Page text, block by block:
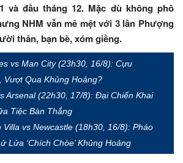
và đầu tháng 12. Mặc dù không phô
NHM vẫn mê mệt với 3 lần Phượng
thân, bạn bè, xóm giềng.
vs Man City (23h30, 16/8): Cựu
Vượt Qua Khủng Hoảng?
Arsenal (22h30, 17/8): Đại Chiến Khai
Tiệc Bàn Thắng
Villa vs Newcastle (18h30, 16/8): Pháo
Lửa ‘Chích Chòe’ Khủng Hoảng